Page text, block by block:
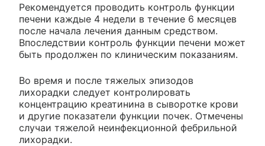
Рекомендуется проводить контроль функции
печени каждые 4 недели в течение 6 месяцев
после начала лечения данным средством.
Впоследствии контроль функции печени может
быть продолжен по клиническим показаниям.
Во время и после тяжелых эпизодов
лихорадки следует контролировать
концентрацию креатинина в сыворотке крови
и другие показатели функции почек. Отмечены
случаи тяжелой неинфекционной фебрильной
лихорадки.